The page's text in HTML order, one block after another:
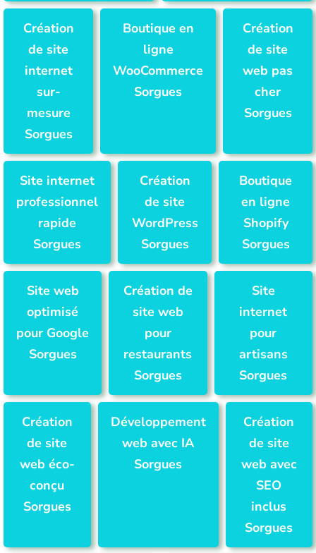
Création
de site
internet
sur-
mesure
Sorgues
Boutique en
ligne
WooCommerce
Sorgues
Création
de site
web pas
cher
Sorgues
Site internet
professionnel
rapide
Sorgues
Création
de site
WordPress
Sorgues
Boutique
en ligne
Shopify
Sorgues
Site web
optimisé
pour Google
Sorgues
Création de
site web
pour
restaurants
Sorgues
Site
internet
pour
artisans
Sorgues
Création
de site
web éco-
conçu
Sorgues
Développement
web avec IA
Sorgues
Création
de site
web avec
SEO
inclus
Sorgues